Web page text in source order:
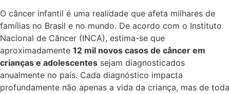
O câncer infantil é uma realidade que afeta milhares de
famílias no Brasil e no mundo. De acordo com o Instituto
Nacional de Câncer (INCA), estima-se que
aproximadamente 12 mil novos casos de câncer em
crianças e adolescentes sejam diagnosticados
anualmente no país. Cada diagnóstico impacta
profundamente não apenas a vida da criança, mas de toda